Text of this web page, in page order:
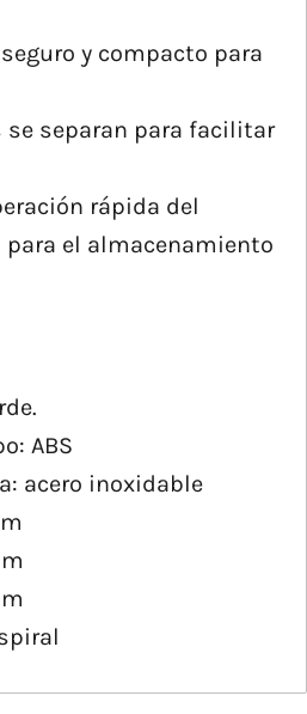
y compacto para
se separan para facilitar
rápida del
el almacenamiento
ABS
acero inoxidable